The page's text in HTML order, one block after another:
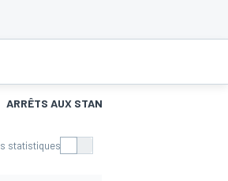
ARRÊTS AUX STANDS
statistiques